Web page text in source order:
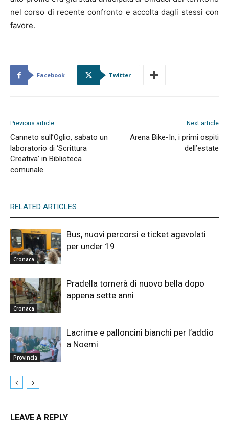
nel corso di recente confronto e accolta dagli stessi con
favore.
Facebook Twitter
Previous article
Canneto sull’Oglio, sabato un
laboratorio di ‘Scrittura
Creativa’ in Biblioteca
comunale
Next article
Arena Bike-In, i primi ospiti
dell’estate
RELATED ARTICLES
Cronaca
Bus, nuovi percorsi e ticket agevolati
per under 19
Cronaca
Pradella tornerà di nuovo bella dopo
appena sette anni
Provincia
Lacrime e palloncini bianchi per l’addio
a Noemi
LEAVE A REPLY